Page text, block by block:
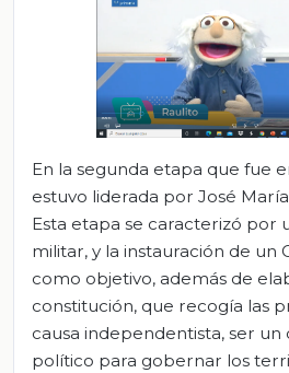
En la segunda etapa que fue
estuvo liderada por José
Esta etapa se caracterizó por
militar, y la instauración de un
como objetivo, además de
constitución, que recogía las
causa independentista, ser
político para gobernar los